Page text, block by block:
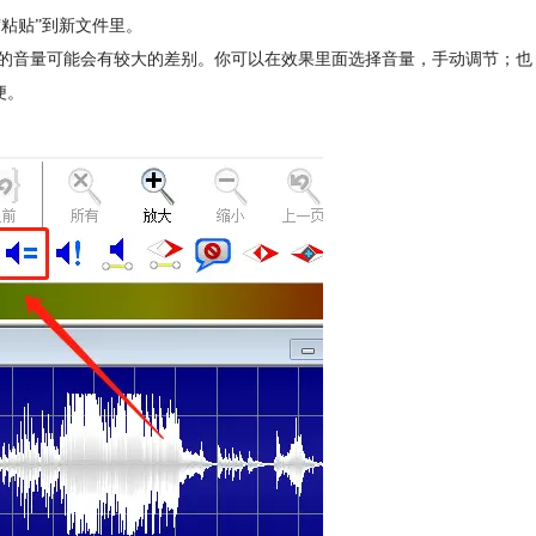
贴”到新文件里。
量可能会有较大的差别。你可以在效果里面选择音量，手动调节；也